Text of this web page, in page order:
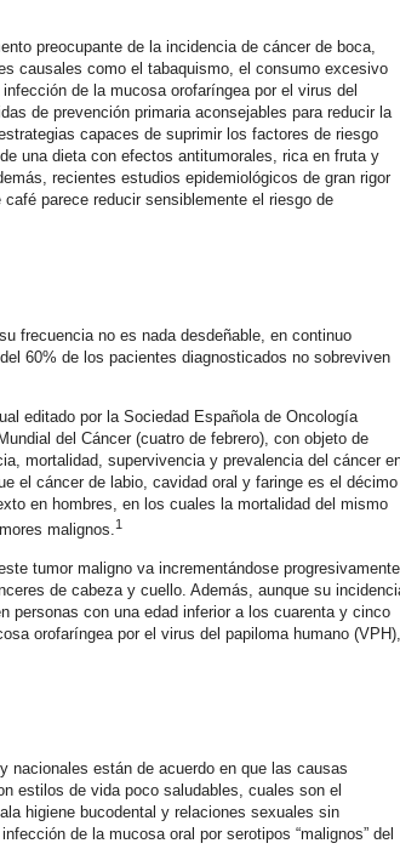
preocupante de la incidencia de cáncer de boca,
causales como el tabaquismo, el consumo excesivo
de la mucosa orofaríngea por el virus del
de prevención primaria aconsejables para reducir la
capaces de suprimir los factores de riesgo
una dieta con efectos antitumorales, rica en fruta y
recientes estudios epidemiológicos de gran rigor
parece reducir sensiblemente el riesgo de
frecuencia no es nada desdeñable, en continuo
60% de los pacientes diagnosticados no sobreviven
editado por la Sociedad Española de Oncología
del Cáncer (cuatro de febrero), con objeto de
mortalidad, supervivencia y prevalencia del cáncer
el cáncer de labio, cavidad oral y faringe es el décimo
en hombres, en los cuales la mortalidad del mismo
malignos.1
tumor maligno va incrementándose progresivamente,
de cabeza y cuello. Además, aunque su
personas con una edad inferior a los cuarenta y cinco
orofaríngea por el virus del papiloma humano (VPH),
están de acuerdo en que las causas
estilos de vida poco saludables, cuales son el
higiene bucodental y relaciones sexuales sin
de la mucosa oral por serotipos “malignos” del